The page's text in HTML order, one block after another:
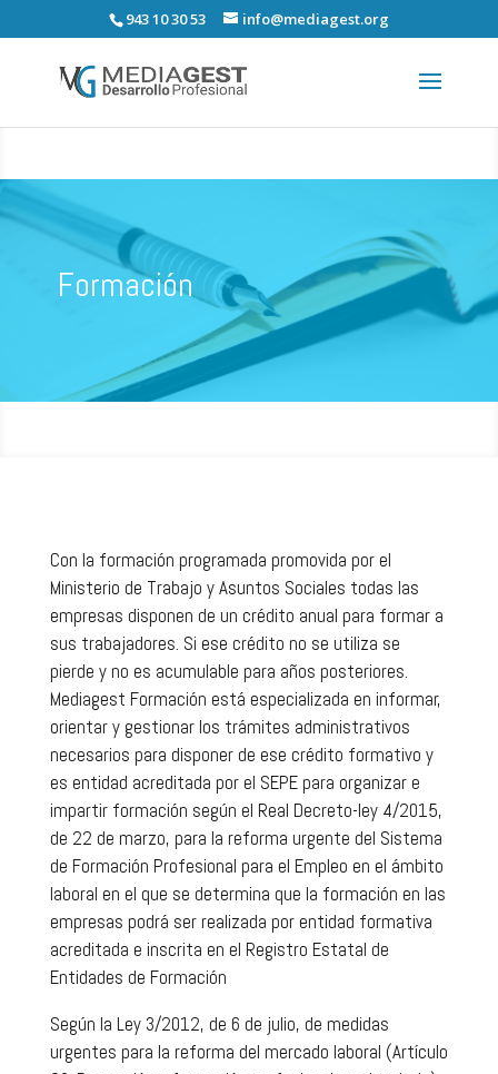
943 10 30 53 info@mediagest.org
Formación
Con la formación programada promovida por el
Ministerio de Trabajo y Asuntos Sociales todas las
empresas disponen de un crédito anual para formar a
sus trabajadores. Si ese crédito no se utiliza se
pierde y no es acumulable para años posteriores.
Mediagest Formación está especializada en informar,
orientar y gestionar los trámites administrativos
necesarios para disponer de ese crédito formativo y
es entidad acreditada por el SEPE para organizar e
impartir formación según el Real Decreto-ley 4/2015,
de 22 de marzo, para la reforma urgente del Sistema
de Formación Profesional para el Empleo en el ámbito
laboral en el que se determina que la formación en las
empresas podrá ser realizada por entidad formativa
acreditada e inscrita en el Registro Estatal de
Entidades de Formación
Según la Ley 3/2012, de 6 de julio, de medidas
urgentes para la reforma del mercado laboral (Artículo